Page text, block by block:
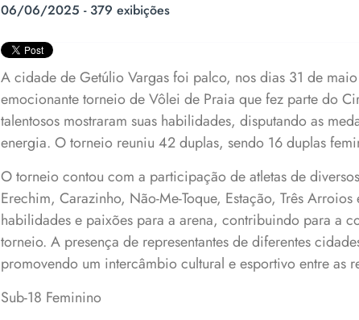
06/06/2025 - 379 exibições
A cidade de Getúlio Vargas foi palco, nos dias 31 de
emocionante torneio de Vôlei de Praia que fez parte do
talentosos mostraram suas habilidades, disputando as
energia. O torneio reuniu 42 duplas, sendo 16 duplas
O torneio contou com a participação de atletas de
Erechim, Carazinho, Não-Me-Toque, Estação, Três Arroios
habilidades e paixões para a arena, contribuindo para a
torneio. A presença de representantes de diferentes
promovendo um intercâmbio cultural e esportivo entre as
Sub-18 Feminino